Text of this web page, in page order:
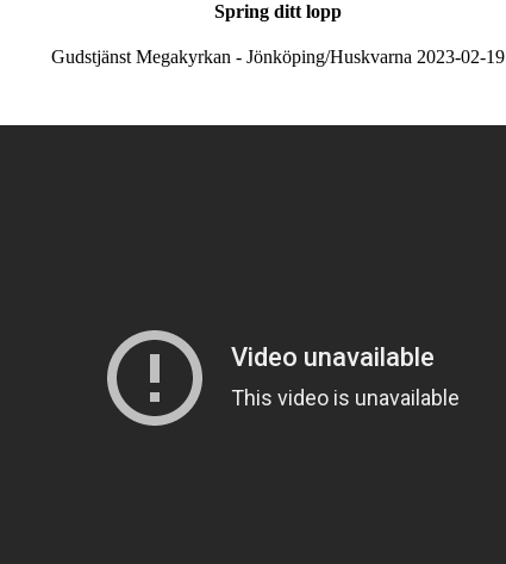
Spring ditt lopp
Gudstjänst Megakyrkan - Jönköping/Huskvarna 2023-02-19